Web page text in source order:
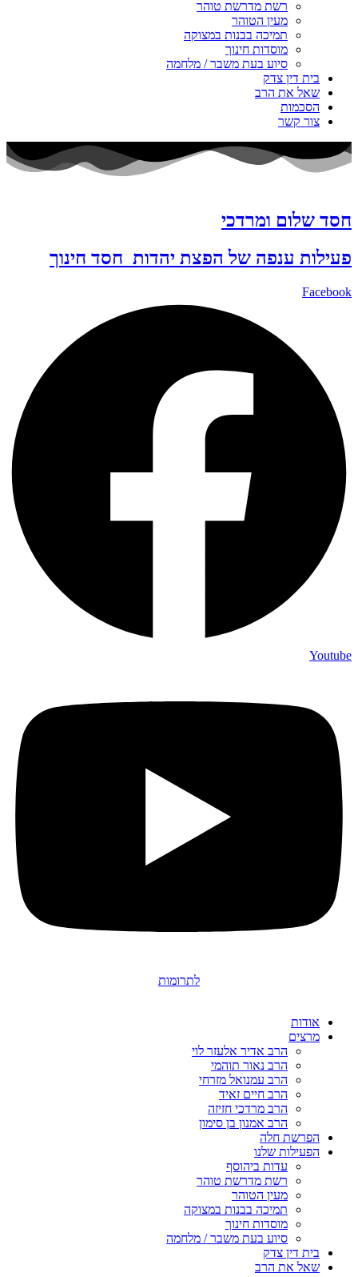
רשת מדרשת טוהר
מעין הטוהר
תמיכה בבנות במצוקה
מוסדות חינוך
סיוע בעת משבר / מלחמה
בית דין צדק
שאל את הרב
הסכמות
צור קשר
חסד שלום ומרדכי
פעילות ענפה של הפצת יהדות חסד חינוך
Facebook
Youtube
לתרומות
אודות
מרצים
הרב אדיר אלעזר לוי
הרב נאור תוהמי
הרב עמנואל מזרחי
הרב חיים זאיד
הרב מרדכי חזיזה
הרב אמנון בן סימון
הפרשת חלה
הפעילות שלנו
עדות ביהוסף
רשת מדרשת טוהר
מעין הטוהר
תמיכה בבנות במצוקה
מוסדות חינוך
סיוע בעת משבר / מלחמה
בית דין צדק
שאל את הרב